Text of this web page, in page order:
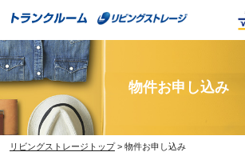
content
物件お申し込み
リビングストレージトップ> 物件お申し込み